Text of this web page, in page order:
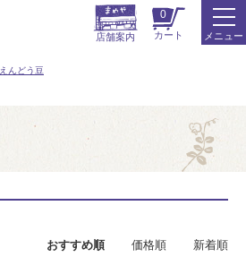
店舗案内
0
カート メニュー
えんどう豆
おすすめ順
価格順 新着順